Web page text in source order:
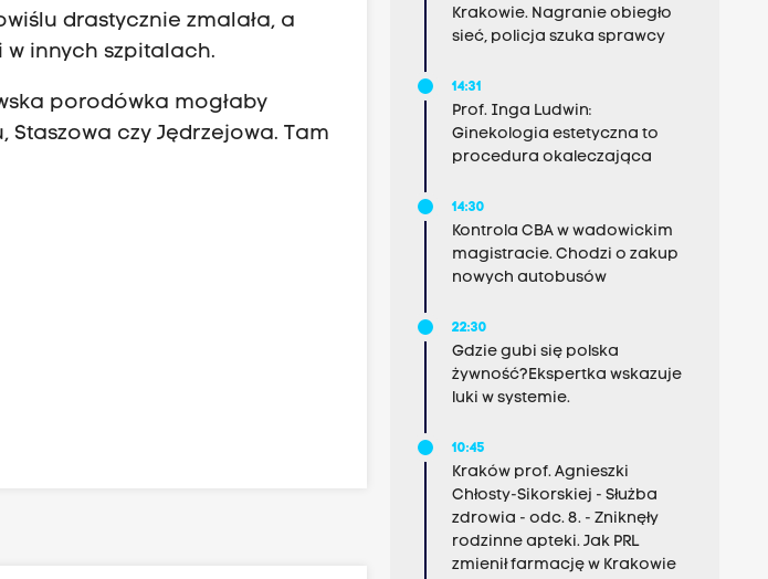
drastycznie zmalała, a
innych szpitalach.
porodówka mogłaby
czy Jędrzejowa. Tam
Krakowie. Nagranie obiegło
sieć, policja szuka sprawcy
14:31
Prof. Inga Ludwin:
Ginekologia estetyczna to
procedura okaleczająca
14:30
Kontrola CBA w wadowickim
magistracie. Chodzi o zakup
nowych autobusów
22:30
Gdzie gubi się polska
żywność?Ekspertka wskazuje
luki w systemie.
10:45
Kraków prof. Agnieszki
Chłosty-Sikorskiej - Służba
zdrowia - odc. 8. - Zniknęły
rodzinne apteki. Jak PRL
zmienił farmację w Krakowie